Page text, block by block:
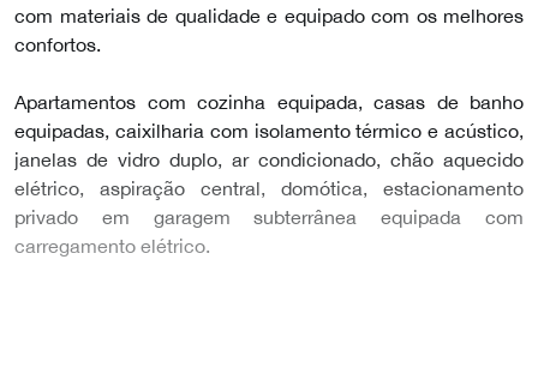
com materiais de qualidade e equipado com os melhores
confortos.
Apartamentos com cozinha equipada, casas de banho
equipadas, caixilharia com isolamento térmico e acústico,
janelas de vidro duplo, ar condicionado, chão aquecido
elétrico, aspiração central, domótica, estacionamento
privado em garagem subterrânea equipada com
carregamento elétrico.